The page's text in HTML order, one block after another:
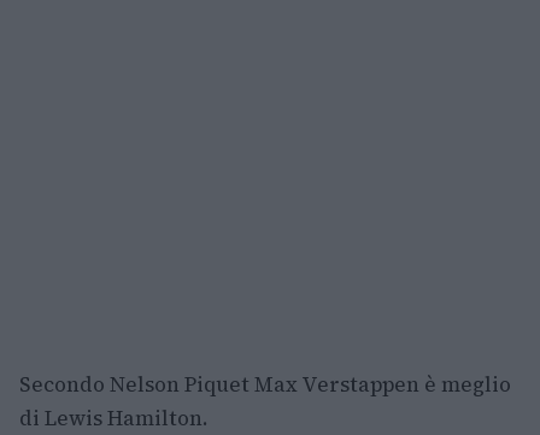
Secondo Nelson Piquet Max Verstappen è meglio
di Lewis Hamilton.